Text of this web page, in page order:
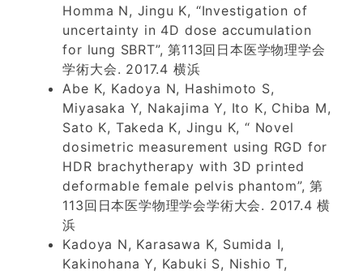
Homma N, Jingu K, “Investigation of
uncertainty in 4D dose accumulation
for lung SBRT”, 第113回日本医学物理学会
学術大会. 2017.4 横浜
Abe K, Kadoya N, Hashimoto S,
Miyasaka Y, Nakajima Y, Ito K, Chiba M,
Sato K, Takeda K, Jingu K, “ Novel
dosimetric measurement using RGD for
HDR brachytherapy with 3D printed
deformable female pelvis phantom”, 第
113回日本医学物理学会学術大会. 2017.4 横
浜
Kadoya N, Karasawa K, Sumida I,
Kakinohana Y, Kabuki S, Nishio T,